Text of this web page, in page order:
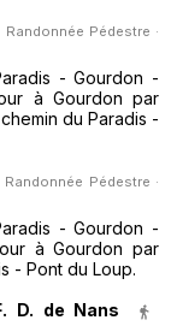
Randonnée Pédestre ·
- Gourdon -
à Gourdon par
du Paradis -
Randonnée Pédestre ·
- Gourdon -
à Gourdon par
- Pont du Loup.
D. de Nans